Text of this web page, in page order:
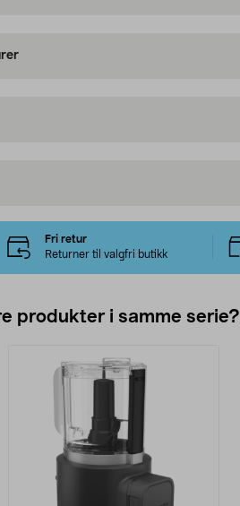
Fri retur
Returner til valgfri butikk
produkter i samme serie?